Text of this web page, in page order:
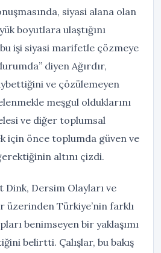
siyasi alana olan
boyutlara ulaştığını
işi siyasi marifetle çözmeye
diyen Ağırdır,
ve çözülemeyen
meşgul olduklarını
ve diğer toplumsal
için önce toplumda güven ve
altını çizdi.
Dink, Dersim Olayları ve
üzerinden Türkiye’nin farklı
benimseyen bir yaklaşımı
belirtti. Çalışlar, bu bakış